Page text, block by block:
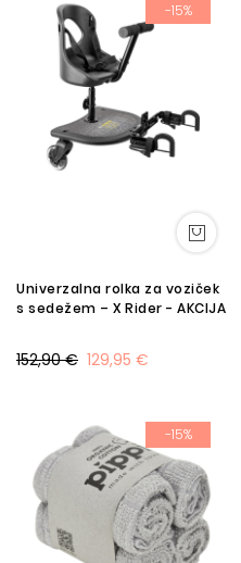
-15%
Univerzalna rolka za voziček
s sedežem – X Rider - AKCIJA
129,95 €
152,90 €
-15%